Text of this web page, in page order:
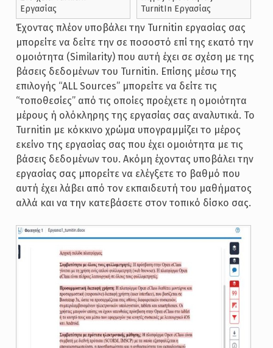
Εργασίας
TurnitIn Εργασίας
Έχοντας πλέον υποβάλει την Turnitin εργασίας σας
μπορείτε να δείτε την σε ποσοστό επί της εκατό την
ομοιότητα (Similarity) που αυτή έχει σε σχέση με της
βάσεις δεδομένων του Turnitin. Επίσης μέσω της
επιλογής “ALL Sources” μπορείτε να δείτε τις
“τοποθεσίες” από τις οποίες προέχετε η ομοιότητα
μέρους ή ολόκληρης της εργασίας σας αναλυτικά. Το
Turnitin με κόκκινο χρώμα υπογραμμίζει το μέρος
εκείνο της εργασίας σας που έχει ομοιότητα με τις
βάσεις δεδομένων του. Ακόμη έχοντας υποβάλει την
εργασίας σας μπορείτε να ελέγξετε το βαθμό που
αυτή έχει λάβει από τον εκπαιδευτή του μαθήματος
αλλά και να την κατεβάσετε στον τοπικό δίσκο σας.